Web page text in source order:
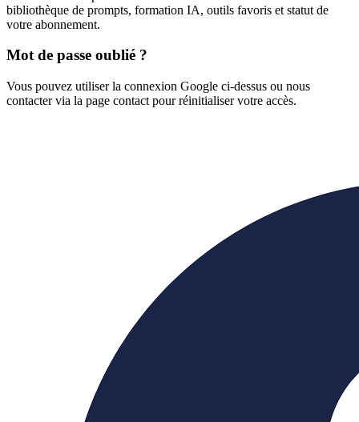
bibliothèque de prompts, formation IA, outils favoris et statut de
votre abonnement.
Mot de passe oublié ?
Vous pouvez utiliser la connexion Google ci-dessus ou nous
contacter via la page contact pour réinitialiser votre accès.